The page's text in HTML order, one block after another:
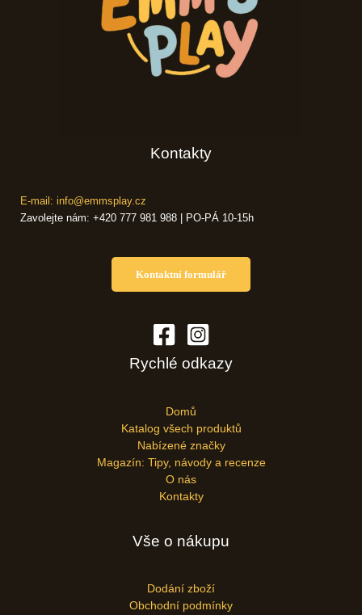
Kontakty
E-mail: info@emmsplay.cz
Zavolejte nám: +420 777 981 988 | PO-PÁ 10-15h
Kontaktní formulář
Rychlé odkazy
Domů
Katalog všech produktů
Nabízené značky
Magazín: Tipy, návody a recenze
O nás
Kontakty
Vše o nákupu
Dodání zboží
Obchodní podmínky